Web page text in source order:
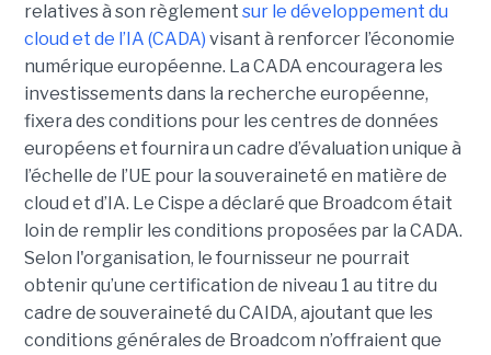
relatives à son règlement sur le développement du
cloud et de l’IA (CADA) visant à renforcer l’économie
numérique européenne. La CADA encouragera les
investissements dans la recherche européenne,
fixera des conditions pour les centres de données
européens et fournira un cadre d’évaluation unique à
l’échelle de l’UE pour la souveraineté en matière de
cloud et d’IA. Le Cispe a déclaré que Broadcom était
loin de remplir les conditions proposées par la CADA.
Selon l'organisation, le fournisseur ne pourrait
obtenir qu’une certification de niveau 1 au titre du
cadre de souveraineté du CAIDA, ajoutant que les
conditions générales de Broadcom n’offraient que